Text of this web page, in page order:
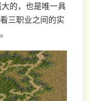
的，也是唯一具
三职业之间的实